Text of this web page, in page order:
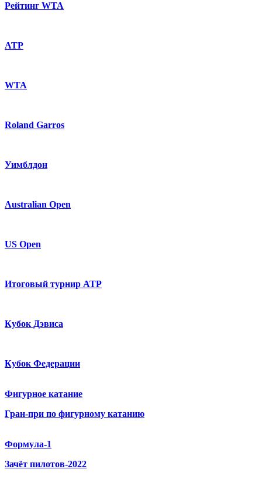
Рейтинг WTA
ATP
WTA
Roland Garros
Уимблдон
Australian Open
US Open
Итоговый турнир ATP
Кубок Дэвиса
Кубок Федерации
Фигурное катание
Гран-при по фигурному катанию
Формула-1
Зачёт пилотов-2022